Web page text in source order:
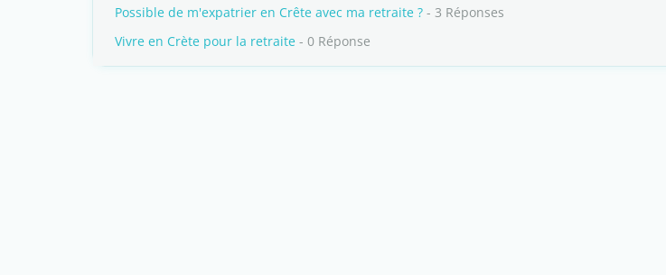
Possible de m'expatrier en Crête avec ma retraite ? - 3 Réponses
Vivre en Crète pour la retraite - 0 Réponse